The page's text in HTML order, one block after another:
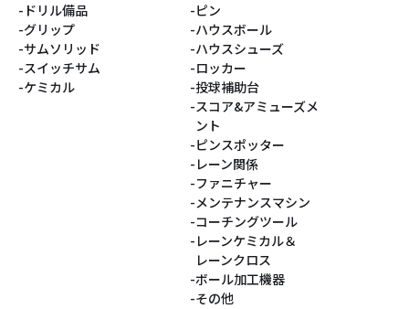
ドリル備品
グリップ
サムソリッド
スイッチサム
ケミカル
ピン
ハウスボール
ハウスシューズ
ロッカー
投球補助台
スコア&アミューズメ
ント
ピンスポッター
レーン関係
ファニチャー
メンテナンスマシン
コーチングツール
レーンケミカル＆
レーンクロス
ボール加工機器
その他